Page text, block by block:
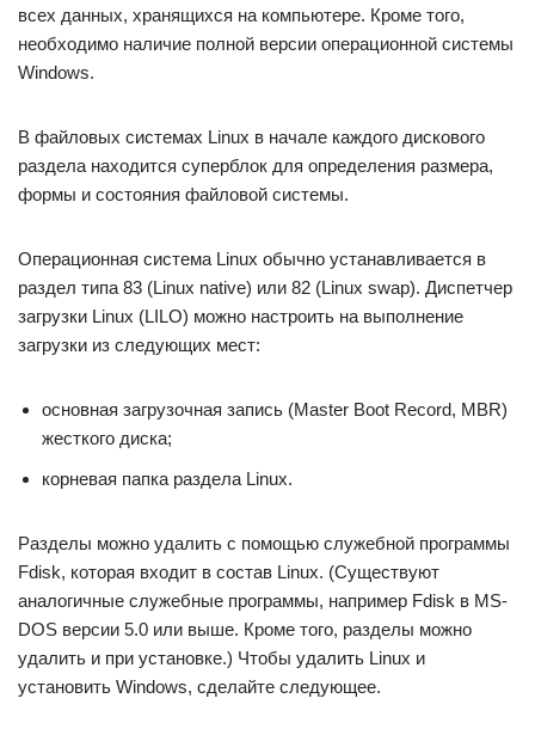
всех данных, хранящихся на компьютере. Кроме того,
необходимо наличие полной версии операционной системы
Windows.
В файловых системах Linux в начале каждого дискового
раздела находится суперблок для определения размера,
формы и состояния файловой системы.
Операционная система Linux обычно устанавливается в
раздел типа 83 (Linux native) или 82 (Linux swap). Диспетчер
загрузки Linux (LILO) можно настроить на выполнение
загрузки из следующих мест:
основная загрузочная запись (Master Boot Record, MBR)
жесткого диска;
корневая папка раздела Linux.
Разделы можно удалить с помощью служебной программы
Fdisk, которая входит в состав Linux. (Существуют
аналогичные служебные программы, например Fdisk в MS-
DOS версии 5.0 или выше. Кроме того, разделы можно
удалить и при установке.) Чтобы удалить Linux и
установить Windows, сделайте следующее.